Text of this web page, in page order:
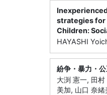
strategies for
Children:
HAYASHI
紛争・暴力・
大渕 憲一, 田
美加, 山口 奈